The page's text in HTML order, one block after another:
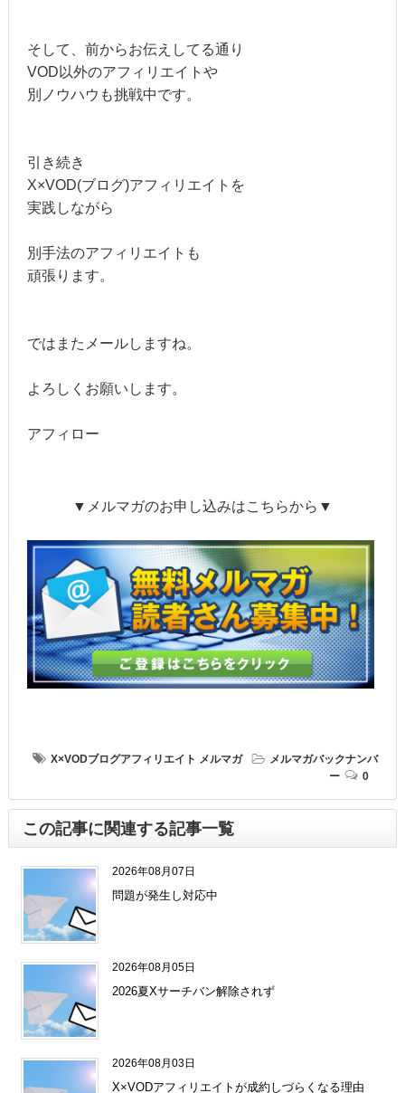
そして、前からお伝えしてる通り
VOD以外のアフィリエイトや
別ノウハウも挑戦中です。
引き続き
X×VOD(ブログ)アフィリエイトを
実践しながら
別手法のアフィリエイトも
頑張ります。
ではまたメールしますね。
よろしくお願いします。
アフィロー
▼メルマガのお申し込みはこちらから▼
X×VODブログアフィリエイト メルマガ
メルマガバックナンバ
ー
0
この記事に関連する記事一覧
2026年08月07日
問題が発生し対応中
2026年08月05日
2026夏Xサーチバン解除されず
2026年08月03日
X×VODアフィリエイトが成約しづらくなる理由